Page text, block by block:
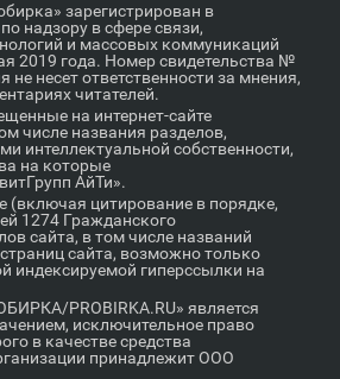
зарегистрирован в
надзору в сфере связи,
и массовых коммуникаций
2019 года. Номер свидетельства №
не несет ответственности за мнения,
читателей.
на интернет-сайте
числе названия разделов,
интеллектуальной собственности,
на которые
АйТи».
(включая цитирование в порядке,
1274 Гражданского
сайта, в том числе названий
сайта, возможно только
индексируемой гиперссылки на
PROBIRKA.RU» является
исключительное право
в качестве средства
принадлежит ООО